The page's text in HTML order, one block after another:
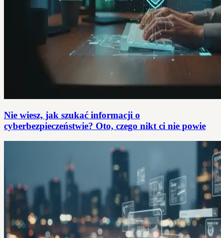
Nie wiesz, jak szukać informacji o
cyberbezpieczeństwie? Oto, czego nikt ci nie powie